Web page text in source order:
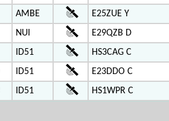
AMBE E25ZUE Y
NUI E29QZB D
ID51 HS3CAG C
ID51 E23DDO C
ID51 HS1WPR C